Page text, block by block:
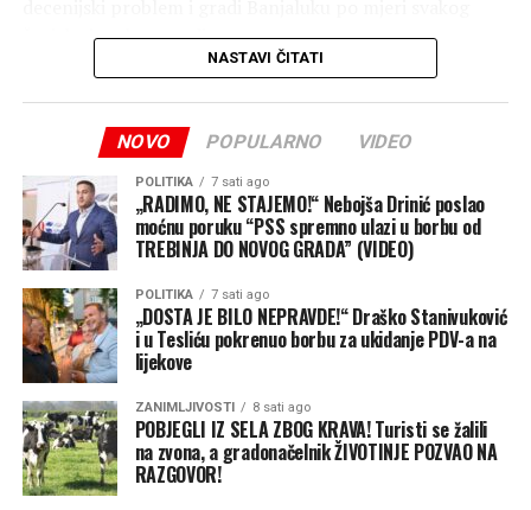
čovjeka i svake porodice.
“Jer za nas besplatna legalizacija nije trošak, već
zaključio je Stanivuković.
Nezavisne
NASTAVI ČITATI
NOVO POPULARNO VIDEO
POLITIKA 7 sati ago
„RADIMO, NE STAJEMO!“ Nebojša Drinić poslao
moćnu poruku “PSS spremno ulazi u borbu od
TREBINJA DO NOVOG GRADA” (VIDEO)
POLITIKA 7 sati ago
„DOSTA JE BILO NEPRAVDE!“ Draško Stanivuković
i u Tesliću pokrenuo borbu za ukidanje PDV-a na
lijekove
ZANIMLJIVOSTI 8 sati ago
POBJEGLI IZ SELA ZBOG KRAVA! Turisti se žalili
na zvona, a gradonačelnik ŽIVOTINJE POZVAO NA
RAZGOVOR!